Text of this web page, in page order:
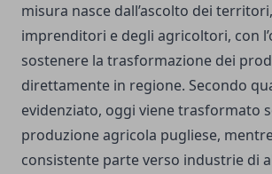
misura nasce dall’ascolto dei
imprenditori e degli agricoltori, con
sostenere la trasformazione dei
direttamente in regione. Secondo
evidenziato, oggi viene trasformato
produzione agricola pugliese,
consistente parte verso industrie di